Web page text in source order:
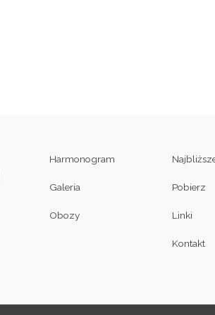
Harmonogram
Galeria
Obozy
Pobierz
Linki
Kontakt